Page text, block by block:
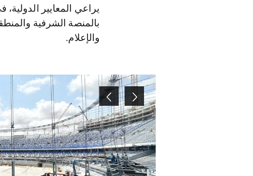
يراعي المعايير
بالمنصة الشرفية
والإعلام.